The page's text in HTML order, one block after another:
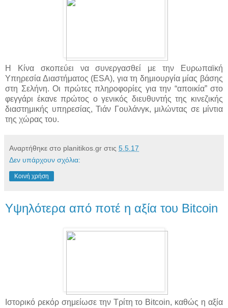
Η Κίνα σκοπεύει να συνεργασθεί με την Ευρωπαϊκή
Υπηρεσία Διαστήματος (ESA), για τη δημιουργία μίας βάσης
στη Σελήνη. Οι πρώτες πληροφορίες για την “αποικία” στο
φεγγάρι έκανε πρώτος ο γενικός διευθυντής της κινεζικής
διαστημικής υπηρεσίας, Τιάν Γουλάνγκ, μιλώντας σε μίντια
της χώρας του.
Αναρτήθηκε στο planitikos.gr στις 5.5.17
Δεν υπάρχουν σχόλια:
Κοινή χρήση
Υψηλότερα από ποτέ η αξία του Bitcoin
Ιστορικό ρεκόρ σημείωσε την Τρίτη το Bitcoin, καθώς η αξία